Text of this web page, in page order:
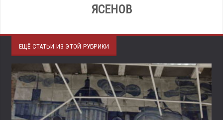
ЯСЕНОВ
ЕЩЁ СТАТЬИ ИЗ ЭТОЙ РУБРИКИ